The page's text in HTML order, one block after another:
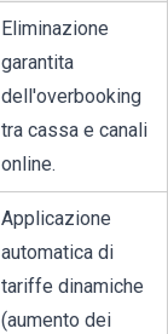
Eliminazione
garantita
dell'overbooking
tra cassa e canali
online.
Applicazione
automatica di
tariffe dinamiche
(aumento dei